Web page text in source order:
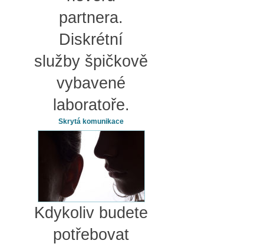
partnera.
Diskrétní
služby špičkově
vybavené
laboratoře.
Skrytá komunikace
Kdykoliv budete
potřebovat